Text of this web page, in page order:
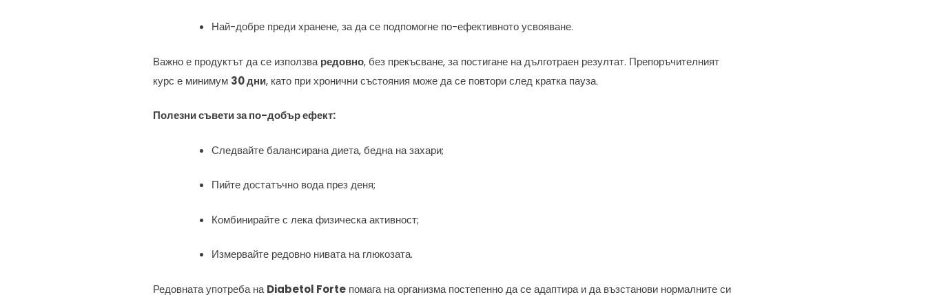
Най-добре преди хранене, за да се подпомогне по-ефективното усвояване.
Важно е продуктът да се използваредовно, без прекъсване, за постигане на дълготраен резултат. Препоръчителният
курс е минимум 30 дни, като при хронични състояния може да се повтори след кратка пауза.
Полезни съвети за по-добър ефект:
Следвайте балансирана диета, бедна на захари;
Пийте достатъчно вода през деня;
Комбинирайте с лека физическа активност;
Измервайте редовно нивата на глюкозата.
Редовната употреба наDiabetol Forte помага на организма постепенно да се адаптира и да възстанови нормалните си